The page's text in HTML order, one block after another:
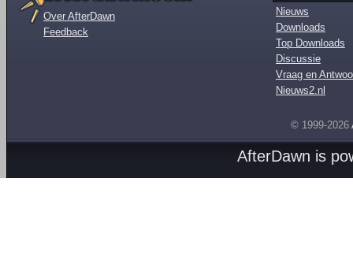
Over AfterDawn
Feedback
Nieuws
Downloads
Top Downloads
Discussie
Vraag en
Nieuws2.nl
© 1999-2026
AfterDawn is